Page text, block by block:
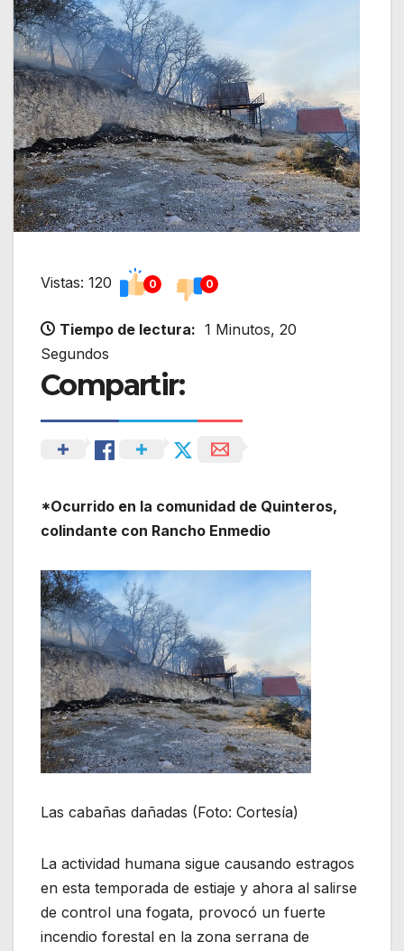
Vistas: 120 0 0
Tiempo de lectura: 1 Minutos, 20
Segundos
Compartir:
*Ocurrido en la comunidad de Quinteros,
colindante con Rancho Enmedio
Las cabañas dañadas (Foto: Cortesía)
La actividad humana sigue causando estragos
en esta temporada de estiaje y ahora al salirse
de control una fogata, provocó un fuerte
incendio forestal en la zona serrana de